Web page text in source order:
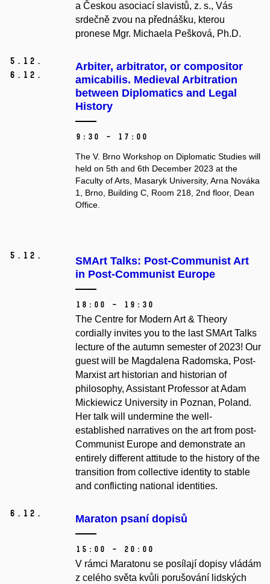
a Českou asociací slavistů, z. s., Vás
srdečně zvou na přednášku, kterou
pronese Mgr. Michaela Pešková, Ph.D.
5. 12.
6. 12.
Arbiter, arbitrator, or compositor
amicabilis. Medieval Arbitration
between Diplomatics and Legal
History
9:30 – 17:00
The V. Brno Workshop on Diplomatic Studies will
held on 5th and 6th December 2023 at the
Faculty of Arts, Masaryk University, Arna Nováka
1, Brno, Building C, Room 218, 2nd floor, Dean
Office.
5. 12.
SMArt Talks: Post-Communist Art
in Post-Communist Europe
18:00 – 19:30
The Centre for Modern Art & Theory
cordially invites you to the last SMArt Talks
lecture of the autumn semester of 2023! Our
guest will be Magdalena Radomska, Post-
Marxist art historian and historian of
philosophy, Assistant Professor at Adam
Mickiewicz University in Poznan, Poland.
Her talk will undermine the well-
established narratives on the art from post-
Communist Europe and demonstrate an
entirely different attitude to the history of the
transition from collective identity to stable
and conflicting national identities.
6. 12. Maraton psaní dopisů
15:00 – 20:00
V rámci Maratonu se posílají dopisy vládám
z celého světa kvůli porušování lidských